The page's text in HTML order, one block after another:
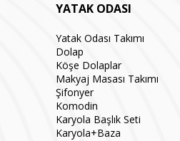
YATAK ODASI
Yatak Odası Takımı
Dolap
Köşe Dolaplar
Makyaj Masası Takımı
Şifonyer
Komodin
Karyola Başlık Seti
Karyola+Baza